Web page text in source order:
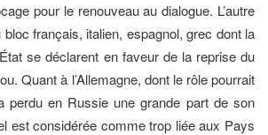
pour le renouveau au dialogue. L’autre
français, italien, espagnol, grec dont la
se déclarent en faveur de la reprise du
Quant à l’Allemagne, dont le rôle pourrait
perdu en Russie une grande part de son
est considérée comme trop liée aux Pays